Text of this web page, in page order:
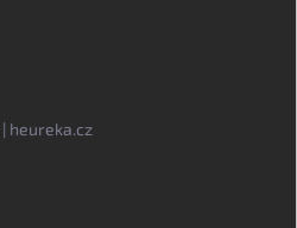
| heureka.cz